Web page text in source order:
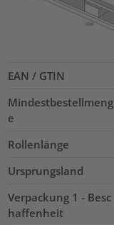
EAN / GTIN
Mindestbestellmeng
e
Rollenlänge
Ursprungsland
Verpackung 1 - Besc
haffenheit